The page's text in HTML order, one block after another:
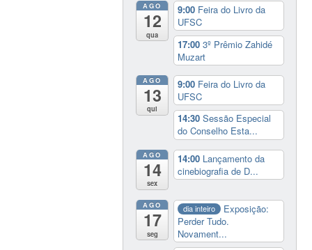
AGO
12
qua
9:00 Feira do Livro da
UFSC
17:003º Prêmio Zahidé
Muzart
AGO
13
qui
9:00 Feira do Livro da
UFSC
14:30Sessão Especial
do Conselho Esta...
AGO
14
sex
14:00 Lançamento da
cinebiografia de D...
AGO
17
seg
dia inteiro
Exposição:
Perder Tudo.
Novament...